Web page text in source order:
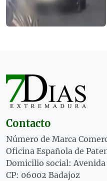
Contacto
Número de Marca
Oficina Española de
Domicilio social: Avenida
CP: 06002 Badajoz